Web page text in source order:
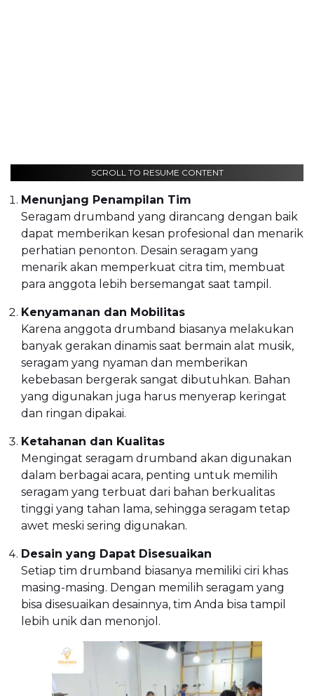
SCROLL TO RESUME CONTENT
Menunjang Penampilan Tim
Seragam drumband yang dirancang dengan baik
dapat memberikan kesan profesional dan menarik
perhatian penonton. Desain seragam yang
menarik akan memperkuat citra tim, membuat
para anggota lebih bersemangat saat tampil.
Kenyamanan dan Mobilitas
Karena anggota drumband biasanya melakukan
banyak gerakan dinamis saat bermain alat musik,
seragam yang nyaman dan memberikan
kebebasan bergerak sangat dibutuhkan. Bahan
yang digunakan juga harus menyerap keringat
dan ringan dipakai.
Ketahanan dan Kualitas
Mengingat seragam drumband akan digunakan
dalam berbagai acara, penting untuk memilih
seragam yang terbuat dari bahan berkualitas
tinggi yang tahan lama, sehingga seragam tetap
awet meski sering digunakan.
Desain yang Dapat Disesuaikan
Setiap tim drumband biasanya memiliki ciri khas
masing-masing. Dengan memilih seragam yang
bisa disesuaikan desainnya, tim Anda bisa tampil
lebih unik dan menonjol.